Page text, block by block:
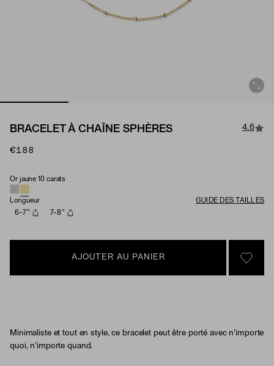
BRACELET À CHAÎNE SPHÈRES 4.6
€188
Matériau
Or jaune 10 carats
Longueur
GUIDE DES TAILLES
6-7"
7-8"
AJOUTER AU PANIER
SIGN
Minimaliste et tout en style, ce bracelet peut être porté avec n'importe
quoi, n'importe quand.